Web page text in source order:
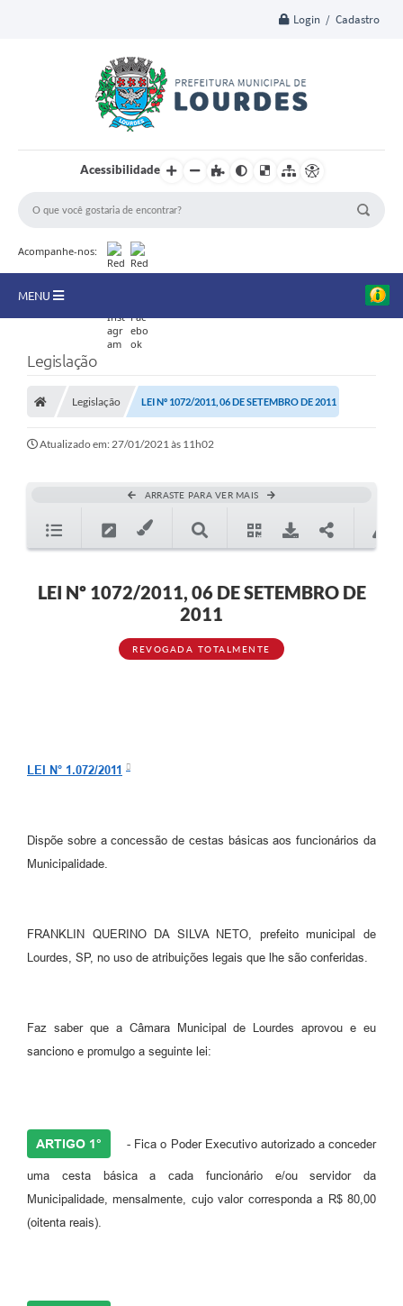
Login / Cadastro
Acessibilidade
Acompanhe-nos:
MENU
Secretarias
Editais
Telefones Úteis
Acesso a Informação
Contato
REQUERIMENTO DE RESTITUIÇÃO DA TAXA DE INSCRIÇÃO
QUESTIONÁRIO PPA 2026/2029, LDO 2026 e LOA 2026
PPA
Transparência
Diário Oficial
Legislação
Legislação
Legislação LEI Nº 1072/2011, 06 DE SETEMBRO DE 2011
Atualizado em: 27/01/2021 às 11h02
ARRASTE PARA VER MAIS
LEI Nº 1072/2011, 06 DE SETEMBRO DE
2011
REVOGADA TOTALMENTE
LEI N° 1.072/2011
Dispõe sobre a concessão de cestas básicas aos funcionários da
Municipalidade.
FRANKLIN QUERINO DA SILVA NETO, prefeito municipal de
Lourdes, SP, no uso de atribuições legais que lhe são conferidas.
Faz saber que a Câmara Municipal de Lourdes aprovou e eu
sanciono e promulgo a seguinte lei:
ARTIGO 1° - Fica o Poder Executivo autorizado a conceder
uma cesta básica a cada funcionário e/ou servidor da
Municipalidade, mensalmente, cujo valor corresponda a R$ 80,00
(oitenta reais).